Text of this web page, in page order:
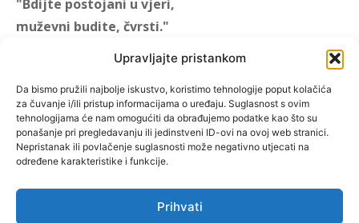
Upravljajte pristankom
Da bismo pružili najbolje iskustvo, koristimo tehnologije poput kolačića
za čuvanje i/ili pristup informacijama o uređaju. Suglasnost s ovim
tehnologijama će nam omogućiti da obrađujemo podatke kao što su
ponašanje pri pregledavanju ili jedinstveni ID-ovi na ovoj web stranici.
Nepristanak ili povlačenje suglasnosti može negativno utjecati na
određene karakteristike i funkcije.
Prihvati
"Bdijte postojani u vjeri,
muževni budite, čvrsti."
"Muževni budite" prvi je
hrvatski portal za katoličke
muškarce koji pokušava
reafirmirati u današnje
vrijeme itekako narušen
biblijski koncept muževnosti,
koji pokušavamo osvijetliti iz